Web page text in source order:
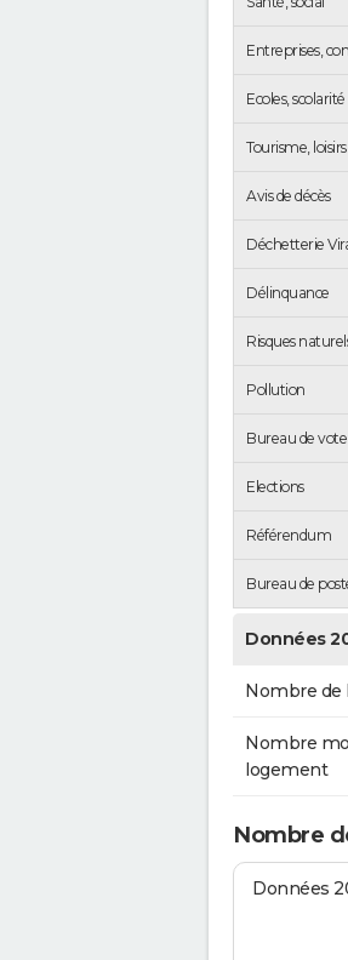
Entreprises,
Ecoles, scolarité
Tourisme, loisirs
Avis de décès
Déchetterie
Délinquance
Risques
Pollution
Bureau de vote
Elections
Référendum
Bureau de
Données
Nombre
Nombre
logement
Nombre
Données